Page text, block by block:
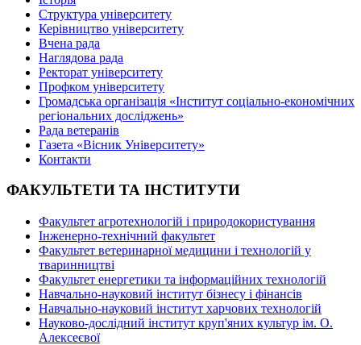
Структура університету
Керівництво університету
Вчена рада
Наглядова рада
Ректорат університету
Профком університету
Громадська організація «Інститут соціально-економічних
регіональних досліджень»
Рада ветеранів
Газета «Вісник Університету»
Контакти
ФАКУЛЬТЕТИ ТА ІНСТИТУТИ
Факультет агротехнологій і природокористування
Інженерно-технічний факультет
Факультет ветеринарної медицини і технологій у
тваринництві
Факультет енергетики та інформаційних технологій
Навчально-науковий інститут бізнесу і фінансів
Навчально-науковий інститут харчових технологій
Науково-дослідний інститут круп'яних культур ім. О.
Алексеєвої